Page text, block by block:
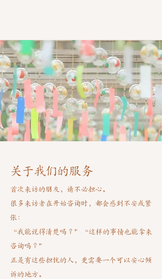
​关于我们的服务
首次来访的朋友，请不必担心。
很多来访者在开始咨询时，都会感到不安或紧
张：
“我能说得清楚吗？”“这样的事情也能拿来
咨询吗？”
正是有这些担忧的人，更需要一个可以安心倾
诉的地方。